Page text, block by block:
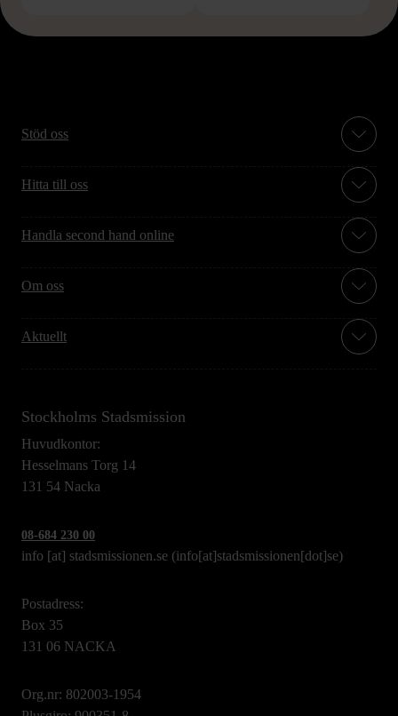
Stöd oss
Hitta till oss
Handla second hand online
Om oss
Aktuellt
Stockholms Stadsmission
Huvudkontor:
Hesselmans Torg 14
131 54 Nacka
08-684 230 00
info [at] stadsmissionen.se (info[at]stadsmissionen[dot]se)
Postadress:
Box 35
131 06 NACKA
Org.nr: 802003-1954